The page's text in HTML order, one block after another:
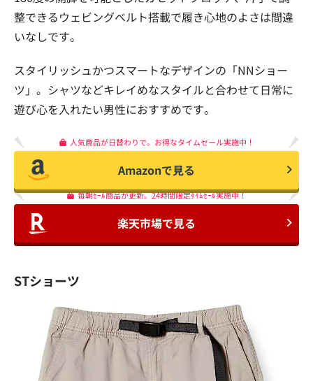
整できるウェビングベルト搭載で履き心地のよさは間違
いなしです。
スタイリッシュかつスマートなデザインの「NNショー
ツ」。シャツなどキレイめなスタイルと合わせて日常に
遊び心を入れたい男性におすすめです。
人気商品が日替わりで。お得なタイムセール実施中！
Amazonで見る
毎朝ｾｰﾙ商品が更新。24時間限定ﾀｲﾑｾｰﾙ実施中！
楽天市場で見る
STショーツ